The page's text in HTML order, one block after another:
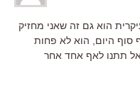
הוא גם זה שאני מחזיק
סוף היום, הוא לא פחות
תתנו לאף אחד אחר